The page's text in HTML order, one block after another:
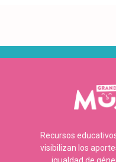
Recursos
visibilizan los
igualdad de